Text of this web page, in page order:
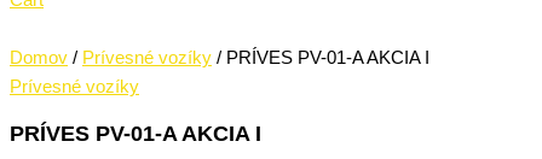
Domov / Prívesné vozíky / PRÍVES PV-01-A AKCIA I
Prívesné vozíky
PRÍVES PV-01-A AKCIA I